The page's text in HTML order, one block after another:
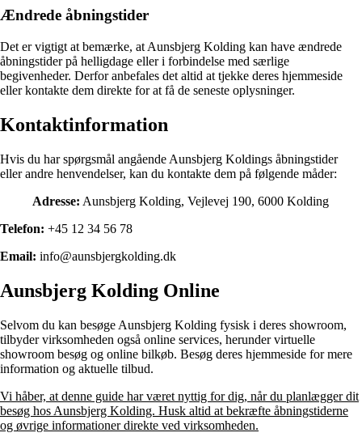
Ændrede åbningstider
Det er vigtigt at bemærke, at Aunsbjerg Kolding kan have ændrede
åbningstider på helligdage eller i forbindelse med særlige
begivenheder. Derfor anbefales det altid at tjekke deres hjemmeside
eller kontakte dem direkte for at få de seneste oplysninger.
Kontaktinformation
Hvis du har spørgsmål angående Aunsbjerg Koldings åbningstider
eller andre henvendelser, kan du kontakte dem på følgende måder:
Adresse: Aunsbjerg Kolding, Vejlevej 190, 6000 Kolding
Telefon: +45 12 34 56 78
Email: info@aunsbjergkolding.dk
Aunsbjerg Kolding Online
Selvom du kan besøge Aunsbjerg Kolding fysisk i deres showroom,
tilbyder virksomheden også online services, herunder virtuelle
showroom besøg og online bilkøb. Besøg deres hjemmeside for mere
information og aktuelle tilbud.
Vi håber, at denne guide har været nyttig for dig, når du planlægger dit
besøg hos Aunsbjerg Kolding. Husk altid at bekræfte åbningstiderne
og øvrige informationer direkte ved virksomheden.